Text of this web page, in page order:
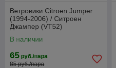
Ветровики Citroen Jumper
(1994-2006) / Ситроен
Джампер (VT52)
В наличии
65 руб./пара
85 руб./пара